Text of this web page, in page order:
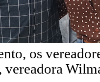
os
vereadora